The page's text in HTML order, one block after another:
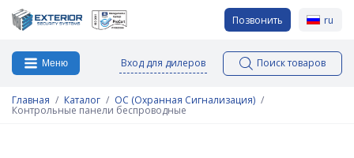
Позвонить ru
Меню Вход для дилеров Поиск товаров
Главная Каталог ОС (Охранная Сигнализация)
Контрольные панели беспроводные